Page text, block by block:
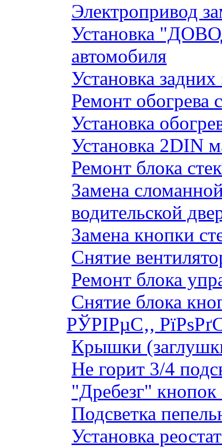
Электропривод
Установка
автомобиля
Установка
Ремонт обогрева
Установка
Установка 2DIN
Ремонт блока
Замена
водительской
Замена кнопки
Снятие
Ремонт блока
Снятие блока
РЎРІРµС‚,
Крышки
Не горит 3/4
"Дребезг"
Подсветка
Установка